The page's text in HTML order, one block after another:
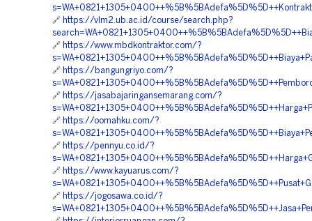
🔗 https://vlm2.ub.ac.id/course/search.php?
🔗 https://www.mbdkontraktor.com/?
🔗 https://bangungriyo.com/?
🔗 https://jasabajaringansemarang.com/?
🔗 https://oomahku.com/?
🔗 https://pennyu.co.id/?
🔗 https://www.kayuarus.com/?
🔗 https://jogosawa.co.id/?